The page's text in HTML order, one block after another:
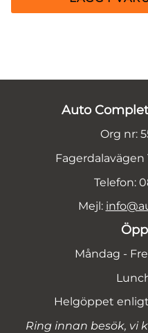
Auto
Org nr:
Fagerdalavägen
Telefon:
Mejl:
Måndag -
Helgöppet
Ring innan besök, vi